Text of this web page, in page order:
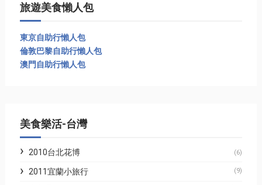
旅遊美食懶人包
東京自助行懶人包
倫敦巴黎自助行懶人包
澳門自助行懶人包
美食樂活-台灣
2010台北花博 (6)
2011宜蘭小旅行 (9)